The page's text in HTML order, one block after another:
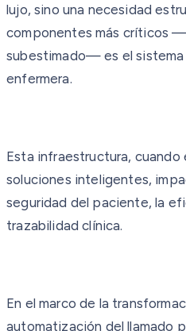
lujo, sino una necesidad
componentes más críticos
subestimado— es el
enfermera.
Esta infraestructura, cuando
soluciones inteligentes,
seguridad del paciente, la
trazabilidad clínica.
En el marco de la
automatización del llamado